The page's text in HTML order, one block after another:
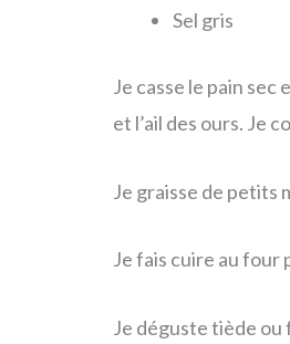
Sel gris
Je casse le pain
et l’ail des ours. Je
Je graisse de petits
Je fais cuire au four
Je déguste tiède ou